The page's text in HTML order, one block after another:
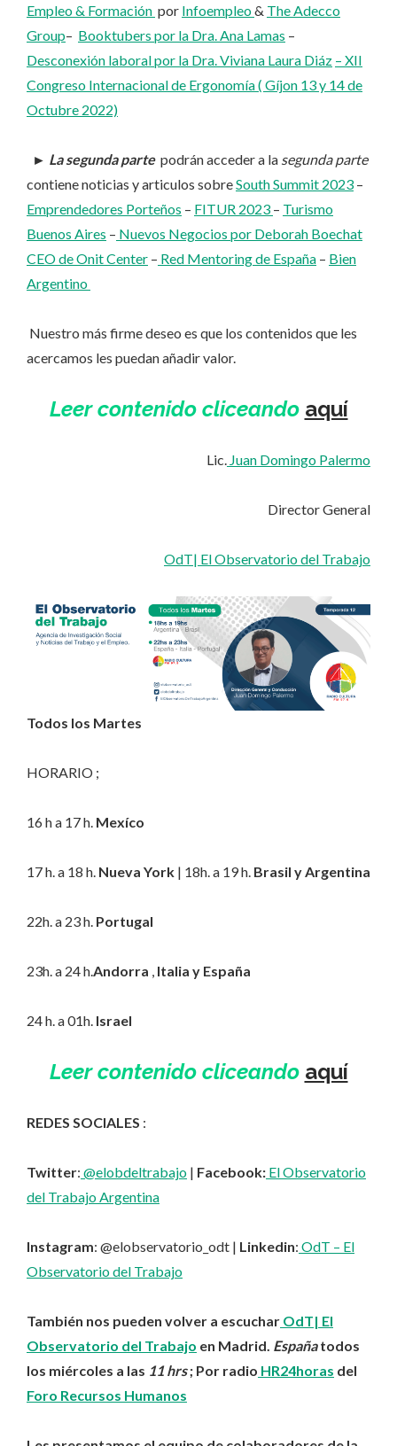
Empleo & Formación por Infoempleo& The Adecco
Group– Booktubers por la Dra. Ana Lamas –
Desconexión laboral por la Dra. Viviana Laura Diáz – XII
Congreso Internacional de Ergonomía ( Gíjon 13 y 14 de
Octubre 2022)
► La segunda parte podrán acceder a la segunda parte
contiene noticias y articulos sobreSouth Summit 2023 –
Emprendedores Porteños – FITUR 2023 – Turismo
Buenos Aires – Nuevos Negocios por Deborah Boechat
CEO de Onit Center – Red Mentoring de España – Bien
Argentino
Nuestro más firme deseo es que los contenidos que les
acercamos les puedan añadir valor.
Leer contenido cliceando aquí
Lic. Juan Domingo Palermo
Director General
OdT| El Observatorio del Trabajo
Todos los Martes
HORARIO ;
16 h a 17 h. Mexíco
17 h. a 18 h. Nueva York | 18h. a 19 h. Brasil y Argentina
22h. a 23 h. Portugal
23h. a 24 h.Andorra , Italia y España
24 h. a 01h. Israel
Leer contenido cliceando aquí
REDES SOCIALES :
Twitter: @elobdeltrabajo | Facebook: El Observatorio
del Trabajo Argentina
Instagram: @elobservatorio_odt | Linkedin: OdT – El
Observatorio del Trabajo
También nos pueden volver a escuchar OdT| El
Observatorio del Trabajo en Madrid. Españatodos
los miércoles a las 11 hrs; Por radio HR24horas del
Foro Recursos Humanos